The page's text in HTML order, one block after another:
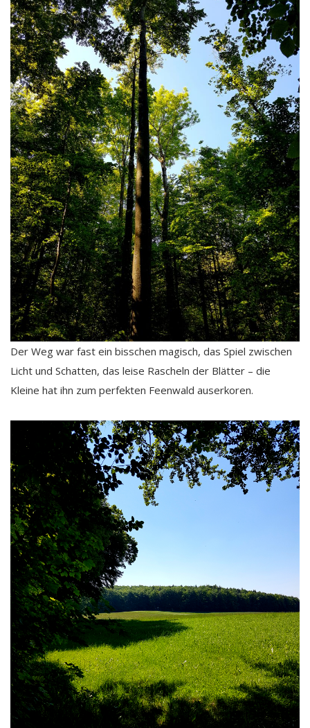
Der Weg war fast ein bisschen magisch, das Spiel zwischen
Licht und Schatten, das leise Rascheln der Blätter – die
Kleine hat ihn zum perfekten Feenwald auserkoren.